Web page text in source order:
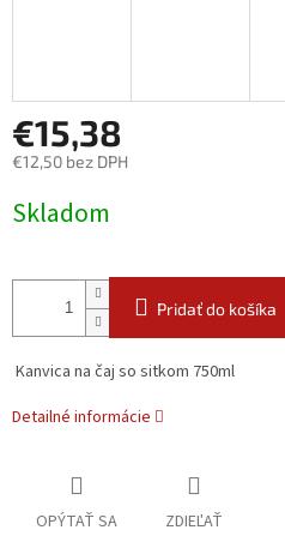
€15,38
€12,50 bez DPH
cena:
Skladom
Pridať do košíka
Kanvica na čaj so sitkom 750ml
Detailné informácie
OPÝTAŤ SA ZDIEĽAŤ